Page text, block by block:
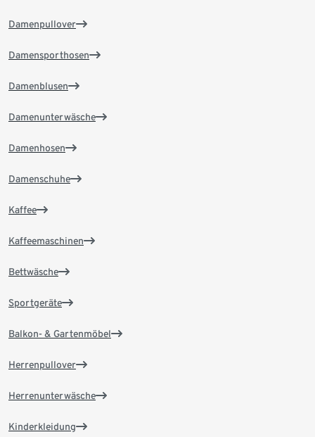
Damenpullover
Damensporthosen
Damenblusen
Damenunterwäsche
Damenhosen
Damenschuhe
Kaffee
Kaffeemaschinen
Bettwäsche
Sportgeräte
Balkon- & Gartenmöbel
Herrenpullover
Herrenunterwäsche
Kinderkleidung